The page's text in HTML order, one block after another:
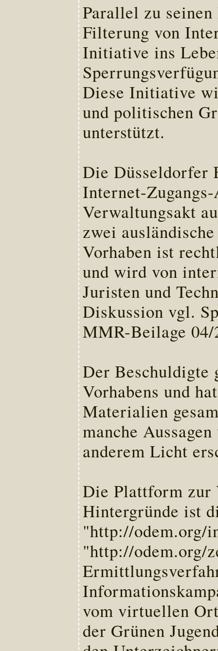
Parallel zu
Filterung von
Initiative ins
Diese Initiative
und politischen
unterstützt.
Die Düsseldorfer
Internet-
Verwaltungsakt
zwei
Vorhaben ist
und wird von
Juristen und
Diskussion vgl.
MMR-Beilage
Der Beschuldigte
Vorhabens und
Materialien
manche
anderem Licht
Die Plattform zur
Hintergründe ist
"http://odem.org/
"http://odem.org/
vom virtuellen
der Grünen